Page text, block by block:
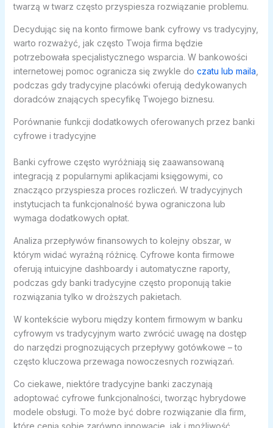
twarzą w twarz często przyspiesza rozwiązanie problemu.
Decydując się na konto firmowe bank cyfrowy vs tradycyjny,
warto rozważyć, jak często Twoja firma będzie
potrzebowała specjalistycznego wsparcia. W bankowości
internetowej pomoc ogranicza się zwykle do czatu lub maila
podczas gdy tradycyjne placówki oferują dedykowanych
doradców znających specyfikę Twojego biznesu.
Porównanie funkcji dodatkowych oferowanych przez banki
cyfrowe i tradycyjne
Banki cyfrowe często wyróżniają się zaawansowaną
integracją z popularnymi aplikacjami księgowymi, co
znacząco przyspiesza proces rozliczeń. W tradycyjnych
instytucjach ta funkcjonalność bywa ograniczona lub
wymaga dodatkowych opłat.
Analiza przepływów finansowych to kolejny obszar, w
którym widać wyraźną różnicę. Cyfrowe konta firmowe
oferują intuicyjne dashboardy i automatyczne raporty,
podczas gdy banki tradycyjne często proponują takie
rozwiązania tylko w droższych pakietach.
W kontekście wyboru między kontem firmowym w banku
cyfrowym vs tradycyjnym warto zwrócić uwagę na dostęp
do narzędzi prognozujących przepływy gotówkowe – to
często kluczowa przewaga nowoczesnych rozwiązań.
Co ciekawe, niektóre tradycyjne banki zaczynają
adoptować cyfrowe funkcjonalności, tworząc hybrydowe
modele obsługi. To może być dobre rozwiązanie dla firm,